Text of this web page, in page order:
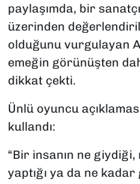
paylaşımda, bir
üzerinden
olduğunu vurgulayan
emeğin görünüşten
dikkat çekti.
Ünlü oyuncu
kullandı:
“Bir insanın ne
yaptığı ya da ne